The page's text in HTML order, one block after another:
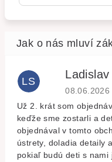
LS Hodnocení
08.06.2026
Už 2. krát som
keďže sme zostarli a
objednával v tomto
ústrety, doladia detaily
pokiaľ budú deti s